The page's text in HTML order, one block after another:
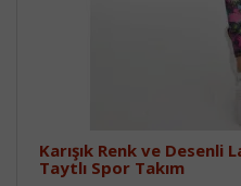
Karışık Renk ve Desenli
Taytlı Spor Takım